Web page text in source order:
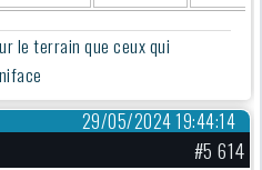
le terrain que ceux qui
29/05/2024 19:44:14
#5 614